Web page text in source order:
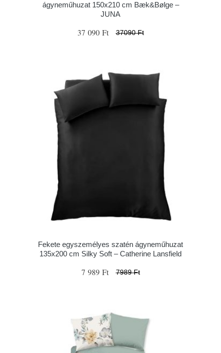
ágyneműhuzat 150x210 cm Bæk&Bølge –
JUNA
37 090 Ft 37090 Ft
Fekete egyszemélyes szatén ágyneműhuzat
135x200 cm Silky Soft – Catherine Lansfield
7 989 Ft 7989 Ft